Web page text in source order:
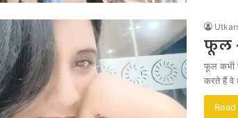
फूल
फूल कभी
करते हैं वे